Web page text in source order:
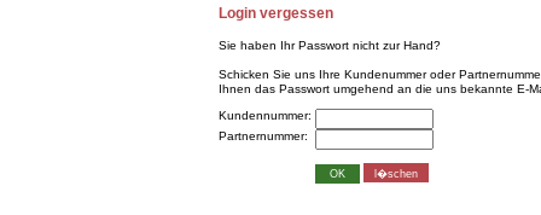
Login vergessen
Sie haben Ihr Passwort nicht zur Hand?
Schicken Sie uns Ihre Kundenummer oder
Ihnen das Passwort umgehend an die uns bekannte E-
Kundennummer:
Partnernummer: